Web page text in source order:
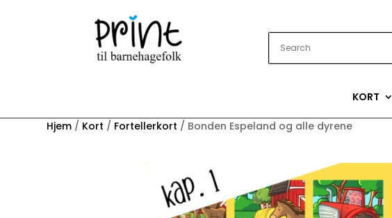
KORT
Hjem / Kort / Fortellerkort / Bonden Espeland og alle dyrene